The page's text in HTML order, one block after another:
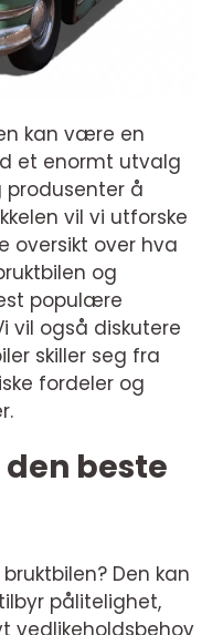
kan være en
et enormt utvalg
produsenter å
vil vi utforske
oversikt over hva
og
populære
vil også diskutere
skiller seg fra
fordeler og
beste
Den kan
pålitelighet,
vedlikeholdsbehov